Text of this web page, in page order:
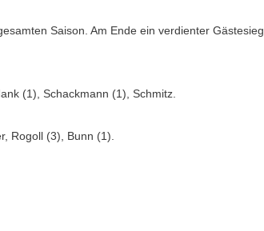
Saison. Am Ende ein verdienter
(1), Schackmann (1), Schmitz.
Rogoll (3), Bunn (1).